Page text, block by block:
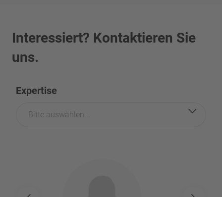
Interessiert? Kontaktieren Sie
uns.
Expertise
Bitte auswählen...